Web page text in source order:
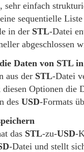
sehr einfach
sequentielle
in der STL-Datei
abgeschlossen
Daten von STL
aus der STL-Datei
Optionen die
des USD-Formats
das STL-zu-USD-
-Datei und stellt